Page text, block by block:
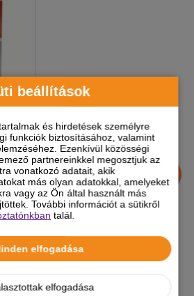
beállítások
és hirdetések személyre
funkciók biztosításához, valamint
Ezenkívül közösségi
partnereinkkel megosztjuk az
vonatkozó adatait, akik
más olyan adatokkal, amelyeket
vagy az Ön által használt más
További információt a sütikről
talál.
elfogadása
elfogadása
60